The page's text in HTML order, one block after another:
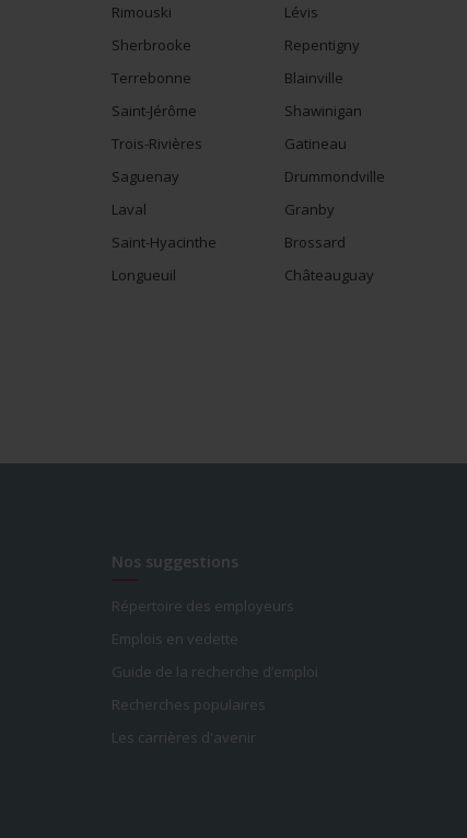
Rimouski
Lévis
Sherbrooke
Repentigny
Terrebonne
Blainville
Saint-Jérôme
Shawinigan
Trois-Rivières
Gatineau
Saguenay
Drummondville
Laval
Granby
Saint-Hyacinthe
Brossard
Longueuil
Châteauguay
Nos suggestions
Répertoire des employeurs
Emplois en vedette
Guide de la recherche d’emploi
Recherches populaires
Les carrières d'avenir